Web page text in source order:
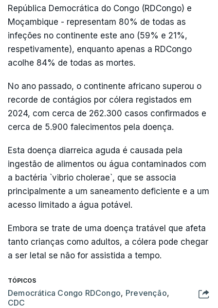
República Democrática do Congo (RDCongo) e
Moçambique - representam 80% de todas as
infeções no continente este ano (59% e 21%,
respetivamente), enquanto apenas a RDCongo
acolhe 84% de todas as mortes.
No ano passado, o continente africano superou o
recorde de contágios por cólera registados em
2024, com cerca de 262.300 casos confirmados e
cerca de 5.900 falecimentos pela doença.
Esta doença diarreica aguda é causada pela
ingestão de alimentos ou água contaminados com
a bactéria `vibrio cholerae`, que se associa
principalmente a um saneamento deficiente e a um
acesso limitado a água potável.
Embora se trate de uma doença tratável que afeta
tanto crianças como adultos, a cólera pode chegar
a ser letal se não for assistida a tempo.
TÓPICOS
Democrática Congo RDCongo, Prevenção,
CDC